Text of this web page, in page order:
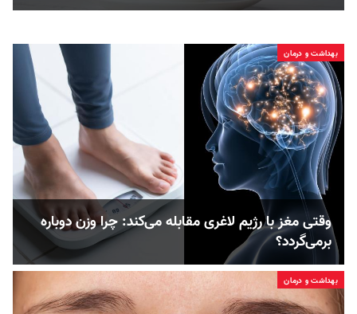
بهداشت و درمان
وقتی مغز با رژیم لاغری مقابله می‌کند: چرا وزن دوباره
برمی‌گردد؟
بهداشت و درمان